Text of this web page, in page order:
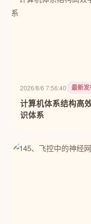
2026/8/6 7:56:40 最新发
计算机体系结构高
识体系